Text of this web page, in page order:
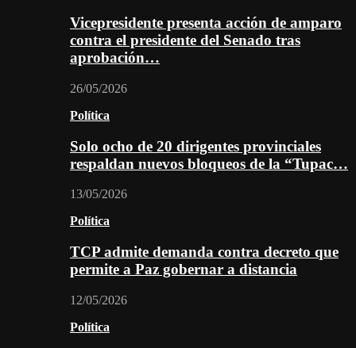
Vicepresidente presenta acción de amparo
contra el presidente del Senado tras
aprobación…
26/05/2026
Política
Solo ocho de 20 dirigentes provinciales
respaldan nuevos bloqueos de la “Tupac…
13/05/2026
Política
TCP admite demanda contra decreto que
permite a Paz gobernar a distancia
12/05/2026
Política